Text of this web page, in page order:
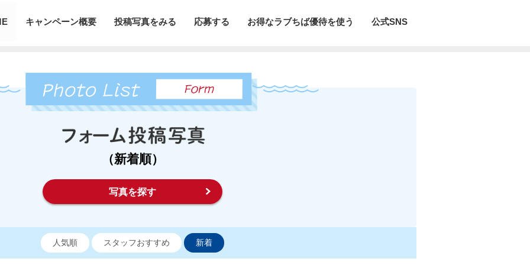
キャンペーン概要 投稿写真をみる 応募する お得なラブちば優待を使う 公式SNS
（新着順）
写真を探す
人気順 スタッフおすすめ 新着